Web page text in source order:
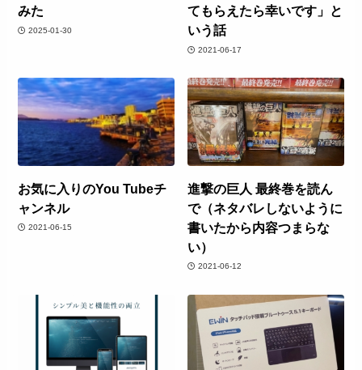
みた
2025-01-30
てもらえたら幸いです」と
いう話
2021-06-17
お気に入りのYou Tubeチ
ャンネル
2021-06-15
進撃の巨人 最終巻を読ん
で（ネタバレしないように
書いたから内容つまらな
い）
2021-06-12